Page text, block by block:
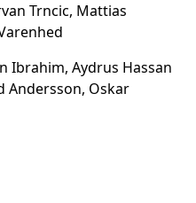
Trncic, Mattias
Ibrahim, Aydrus Hassan
Andersson, Oskar